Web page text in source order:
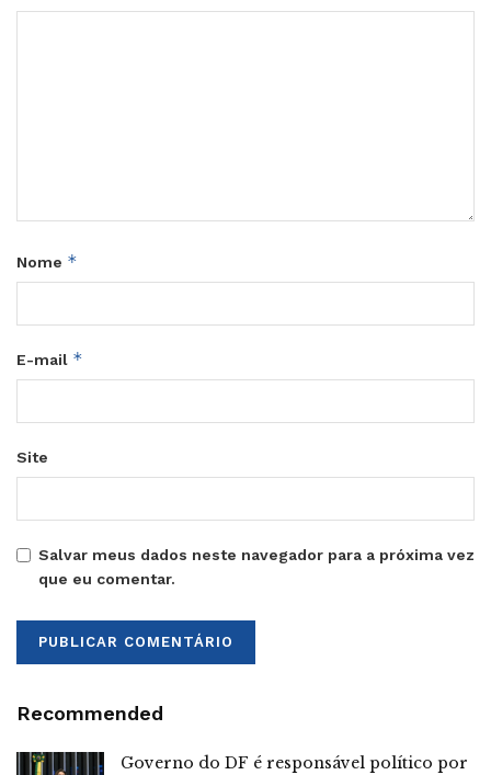
Nome *
E-mail *
Site
Salvar meus dados neste navegador para a próxima vez
que eu comentar.
Recommended
Governo do DF é responsável político por